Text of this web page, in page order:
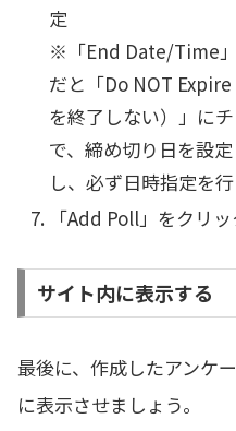
定
※「End Date/Time
だと「Do NOT
を終了しない）」に
で、締め切り日を設
し、必ず日時指定を
「Add Poll」をクリ
サイト内に表示する
最後に、作成したアンケ
に表示させましょう。